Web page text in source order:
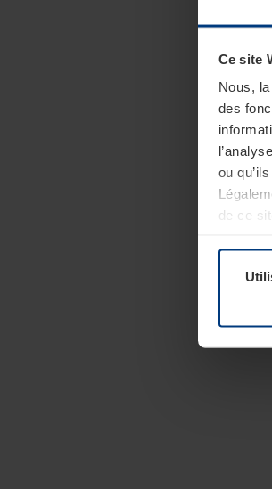
Ce site
Nous,
des
ou
de ce